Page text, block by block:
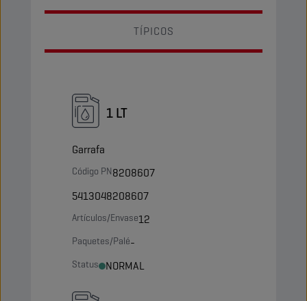
TÍPICOS
1 LT
Garrafa
Código PN8208607
5413048208607
Artículos/Envase12
Paquetes/Palé-
Status NORMAL